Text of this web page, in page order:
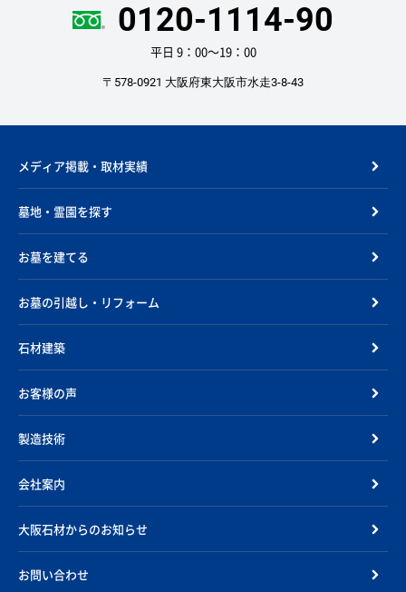
0120-1114-90
平日 9：00〜19：00
〒578-0921 大阪府東大阪市水走3-8-43
メディア掲載・取材実績
墓地・霊園を探す
お墓を建てる
お墓の引越し・リフォーム
石材建築
お客様の声
製造技術
会社案内
大阪石材からのお知らせ
お問い合わせ